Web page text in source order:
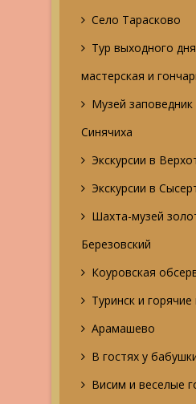
Село Тарасково
Тур выходного
мастерская и
Музей
Синячиха
Экскурсии в
Экскурсии в
Шахта-музей
Березовский
Коуровская
Туринск и горячие
Арамашево
В гостях у
Висим и веселые